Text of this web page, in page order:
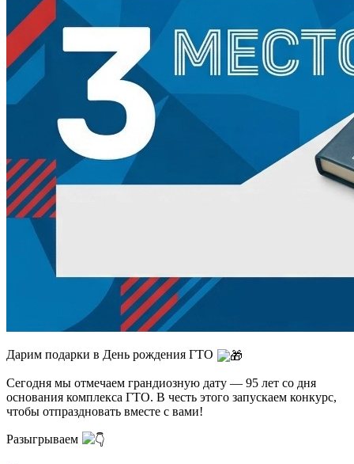
Дарим подарки в День рождения ГТО
Сегодня мы отмечаем грандиозную дату — 95 лет со дня
основания комплекса ГТО. В честь этого запускаем конкурс,
чтобы отпраздновать вместе с вами!
Разыгрываем